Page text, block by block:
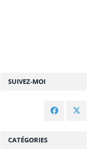
SUIVEZ-MOI
CATÉGORIES